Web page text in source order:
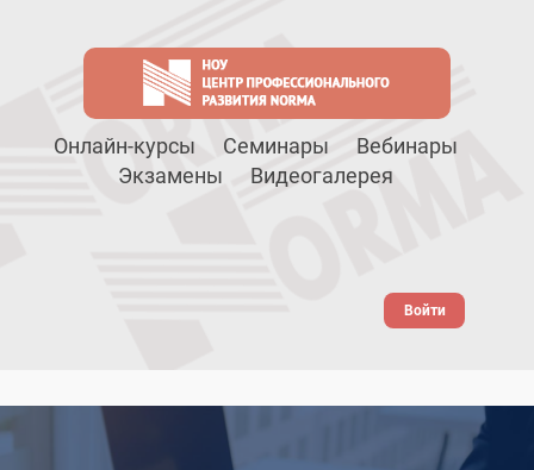
Онлайн-курсы Семинары
Вебинары
Экзамены
Видеогалерея
Войти